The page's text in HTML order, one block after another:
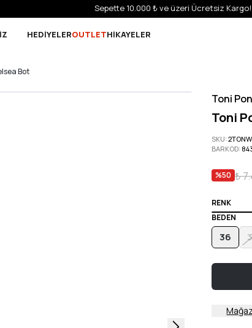
Sepette 10.000 ₺ ve üzeri Ücretsiz Kargo!
HEDİYELEROUTLETHİKAYELER
Bot
Toni
Toni
SKU:
BARKOD:
%50 ₺
RENK
BEDEN
36